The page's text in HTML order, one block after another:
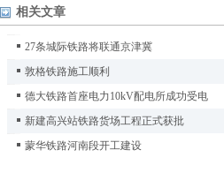
相关文章
27条城际铁路将联通京津冀
敦格铁路施工顺利
德大铁路首座电力10kV配电所成功受电
新建高兴站铁路货场工程正式获批
蒙华铁路河南段开工建设